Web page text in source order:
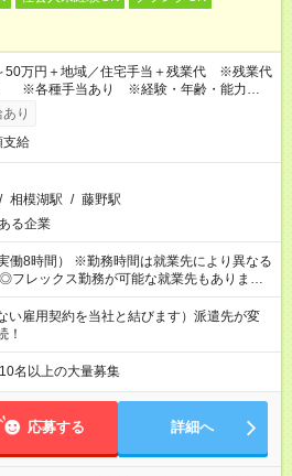
50万円＋地域／住宅手当＋残業代 ※残業代
※各種手当あり ※経験・年齢・能力等を
します。
り
支給
/ 相模湖駅 / 藤野駅
る企業
働8時間） ※勤務時間は就業先により異なる
に働きやすい環境をつくるべく、 働き方
取り組んでいます。
い雇用契約を当社と結びます）派遣先が変
！
10名以上の大量募集
応募する 詳細へ